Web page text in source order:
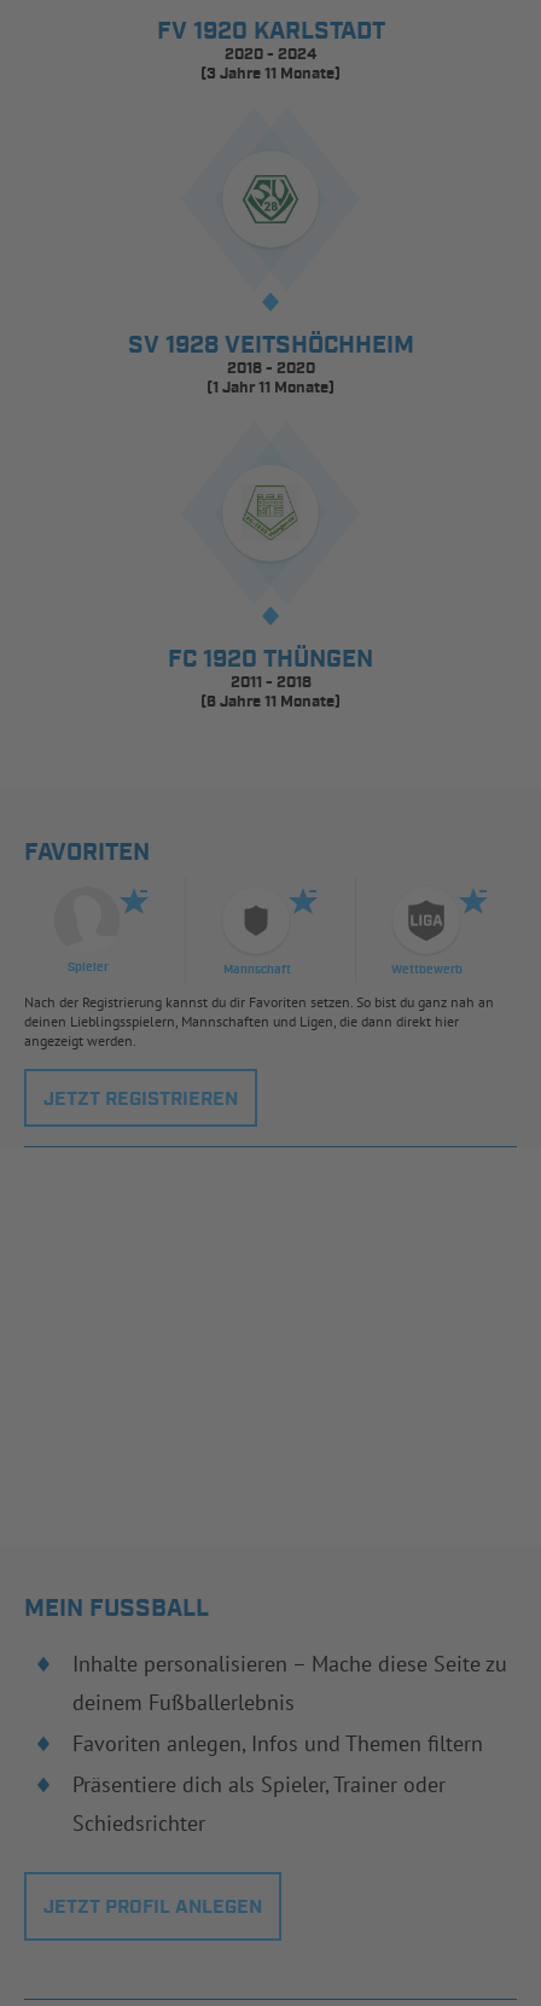
FV 1920 KARLSTADT
2020 - 2024
(3 Jahre 11 Monate)
SV 1928 VEITSHÖCHHEIM
2018 - 2020
(1 Jahr 11 Monate)
FC 1920 THÜNGEN
2011 - 2018
(6 Jahre 11 Monate)
FAVORITEN
Spieler Mannschaft Wettbewerb
Nach der Registrierung kannst du dir Favoriten setzen. So bist du ganz nah an
deinen Lieblingsspielern, Mannschaften und Ligen, die dann direkt hier
angezeigt werden.
JETZT REGISTRIEREN
MEIN FUSSBALL
Inhalte personalisieren – Mache diese Seite zu
deinem Fußballerlebnis
Favoriten anlegen, Infos und Themen filtern
Präsentiere dich als Spieler, Trainer oder
Schiedsrichter
JETZT PROFIL ANLEGEN